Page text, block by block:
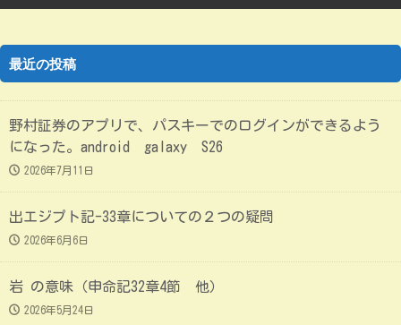
最近の投稿
野村証券のアプリで、パスキーでのログインができるよう
になった。android galaxy S26
2026年7月11日
出エジプト記-33章についての２つの疑問
2026年6月6日
岩 の意味（申命記32章4節 他）
2026年5月24日